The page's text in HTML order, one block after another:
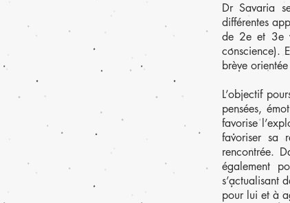
Dr Savaria
différentes
de 2e et 3e
conscience).
brève
L’objectif
pensées,
favorise
favoriser sa
rencontrée.
également
s’actualisant
pour lui et à